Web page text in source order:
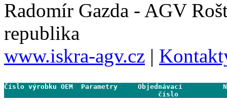
Radomír Gazda - AGV
republika
www.iskra-agv.cz |
Číslo výrobku OEM  Parametry